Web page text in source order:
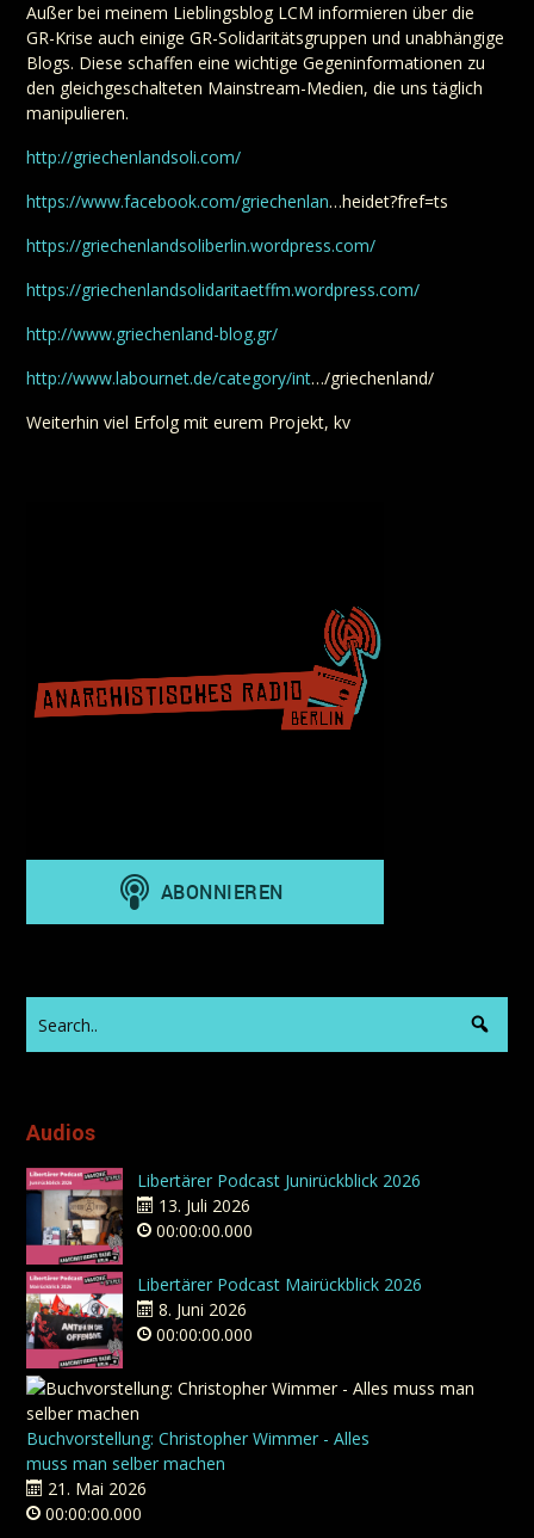
Außer bei meinem Lieblingsblog LCM informieren über die
GR-Krise auch einige GR-Solidaritätsgruppen und unabhängige
Blogs. Diese schaffen eine wichtige Gegeninformationen zu
den gleichgeschalteten Mainstream-Medien, die uns täglich
manipulieren.
http://griechenlandsoli.com/
https://www.facebook.com/griechenlan…heidet?fref=ts
https://griechenlandsoliberlin.wordpress.com/
https://griechenlandsolidaritaetffm.wordpress.com/
http://www.griechenland-blog.gr/
http://www.labournet.de/category/int…/griechenland/
Weiterhin viel Erfolg mit eurem Projekt, kv
Audios
Libertärer Podcast Junirückblick 2026
13. Juli 2026
00:00:00.000
Libertärer Podcast Mairückblick 2026
8. Juni 2026
00:00:00.000
Buchvorstellung: Christopher Wimmer - Alles
muss man selber machen
21. Mai 2026
00:00:00.000